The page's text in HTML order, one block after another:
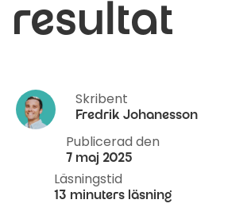
resultat
Skribent
Fredrik Johanesson
Publicerad den
7 maj 2025
Läsningstid
13 minuters läsning